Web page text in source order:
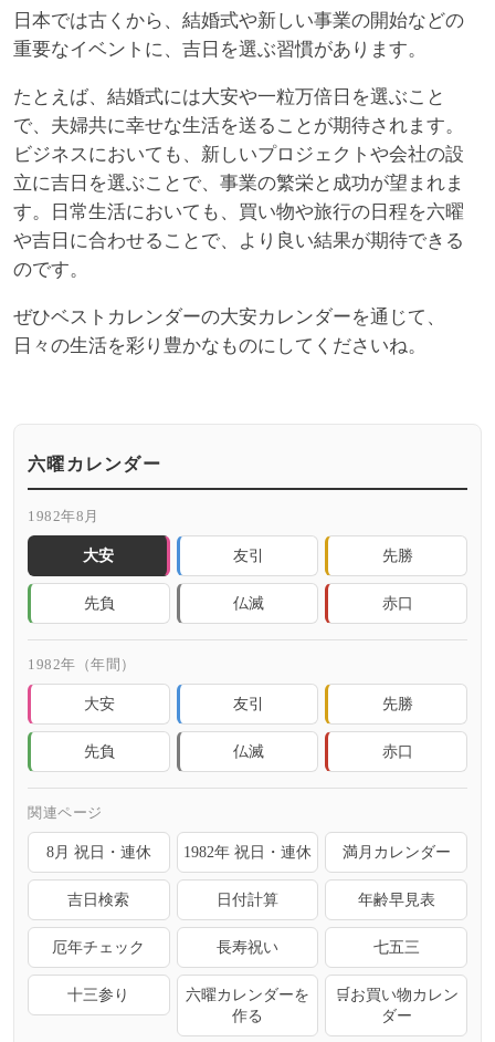
日本では古くから、結婚式や新しい事業の開始などの
重要なイベントに、吉日を選ぶ習慣があります。
たとえば、結婚式には大安や一粒万倍日を選ぶこと
で、夫婦共に幸せな生活を送ることが期待されます。
ビジネスにおいても、新しいプロジェクトや会社の設
立に吉日を選ぶことで、事業の繁栄と成功が望まれま
す。日常生活においても、買い物や旅行の日程を六曜
や吉日に合わせることで、より良い結果が期待できる
のです。
ぜひベストカレンダーの大安カレンダーを通じて、
日々の生活を彩り豊かなものにしてくださいね。
六曜カレンダー
1982年8月
大安 友引 先勝
先負 仏滅 赤口
1982年（年間）
大安 友引 先勝
先負 仏滅 赤口
関連ページ
8月 祝日・連休 1982年 祝日・連休 満月カレンダー
吉日検索 日付計算 年齢早見表
厄年チェック 長寿祝い 七五三
十三参り
六曜カレンダーを
作る
🛒お買い物カレン
ダー